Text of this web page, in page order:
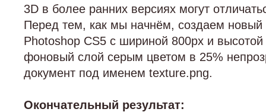
3D в более ранних версиях могут
Перед тем, как мы начнём, создаем новый
Photoshop CS5 с шириной 800px и
фоновый слой серым цветом в 25%
документ под именем texture.png.
Окончательный результат: